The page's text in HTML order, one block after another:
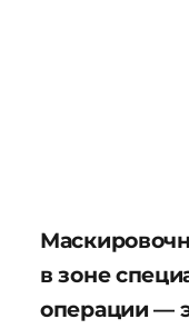
в зоне
операции —